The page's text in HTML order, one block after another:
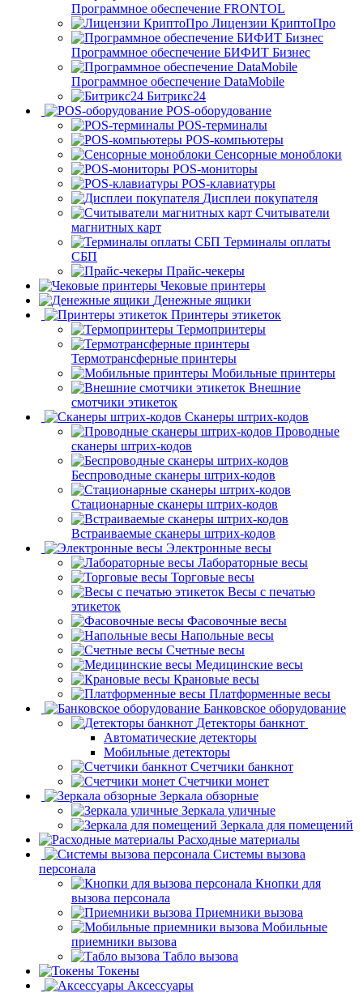
Программное обеспечение FRONTOL
Лицензии КриптоПро
Программное обеспечение БИФИТ Бизнес
Программное обеспечение DataMobile
Битрикс24
POS-оборудование
POS-терминалы
POS-компьютеры
Сенсорные моноблоки
POS-мониторы
POS-клавиатуры
Дисплеи покупателя
Считыватели
магнитных карт
Терминалы оплаты
СБП
Прайс-чекеры
Чековые принтеры
Денежные ящики
Принтеры этикеток
Термопринтеры
Термотрансферные принтеры
Мобильные принтеры
Внешние
смотчики этикеток
Сканеры штрих-кодов
Проводные
сканеры штрих-кодов
Беспроводные сканеры штрих-кодов
Стационарные сканеры штрих-кодов
Встраиваемые сканеры штрих-кодов
Электронные весы
Лабораторные весы
Торговые весы
Весы с печатью
этикеток
Фасовочные весы
Напольные весы
Счетные весы
Медицинские весы
Крановые весы
Платформенные весы
Банковское оборудование
Детекторы банкнот
Автоматические детекторы
Мобильные детекторы
Счетчики банкнот
Счетчики монет
Зеркала обзорные
Зеркала уличные
Зеркала для помещений
Расходные материалы
Системы вызова
персонала
Кнопки для
вызова персонала
Приемники вызова
Мобильные
приемники вызова
Табло вызова
Токены
Аксессуары